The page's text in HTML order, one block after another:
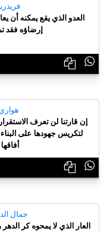
العدو الذي يقع يمكنه أن
إرضاؤه فقد

إن قارتنا لن تعرف
لتكريس جهودها على البناء

جمال
العار الذي لا يمحوه كر